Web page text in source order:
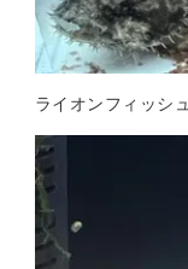
ライオンフィッシュ